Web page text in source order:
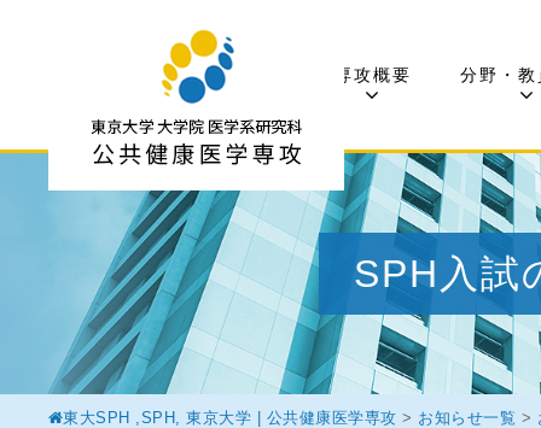
専攻概要 分野・
SPH入試
東大SPH ,SPH, 東京大学 | 公共健康医学専攻 > お知らせ一覧 >